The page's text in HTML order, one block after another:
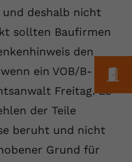
deshalb nicht
sollten Baufirmen
den
ein VOB/B-
Freitag. Es
der Teile
beruht und nicht
Grund für
Videos und
statistische Daten.